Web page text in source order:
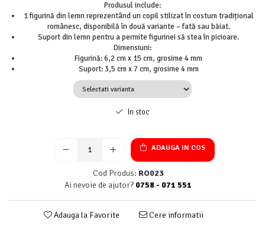
Produsul include:
1 figurină din lemn reprezentând un copil stilizat în costum tradițional
românesc, disponibilă în două variante – fată sau băiat.
Suport din lemn pentru a permite figurinei să stea în picioare.
Dimensiuni:
Figurină: 6,2 cm x 15 cm, grosime 4 mm
Suport: 3,5 cm x 7 cm, grosime 4 mm
In stoc
ADAUGA IN COS
Cod Produs: RO023
Ai nevoie de ajutor? 0758 - 071 551
Adauga la Favorite Cere informatii